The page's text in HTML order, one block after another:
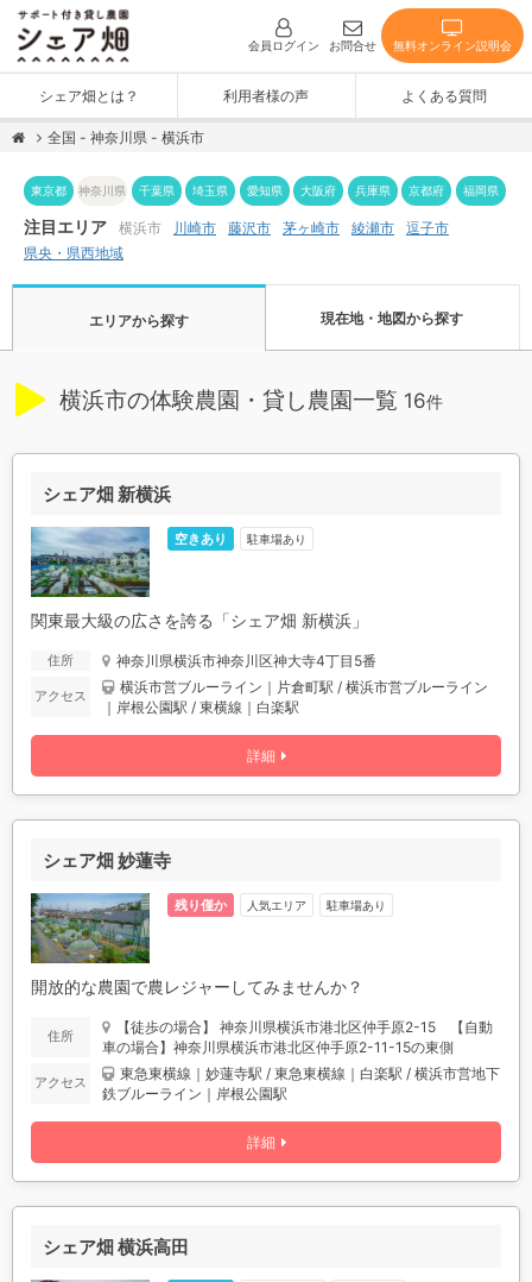
会員ログイン お問合せ 無料オンライン説明会
シェア畑とは？ 利用者様の声 よくある質問
全国 - 神奈川県 - 横浜市
東京都 神奈川県 千葉県 埼玉県 愛知県 大阪府 兵庫県 京都府 福岡県
注目エリア 横浜市 川崎市 藤沢市 茅ヶ崎市 綾瀬市 逗子市
県央・県西地域
エリアから探す 現在地・地図から探す
横浜市の体験農園・貸し農園一覧 16件
シェア畑 新横浜
詳細
空きあり 駐車場あり
関東最大級の広さを誇る「シェア畑 新横浜」
住所 神奈川県横浜市神奈川区神大寺4丁目5番
アクセス 横浜市営ブルーライン｜片倉町駅 / 横浜市営ブルーライン
｜岸根公園駅 / 東横線｜白楽駅
シェア畑 妙蓮寺
詳細
残り僅か 人気エリア 駐車場あり
開放的な農園で農レジャーしてみませんか？
住所 【徒歩の場合】 神奈川県横浜市港北区仲手原2-15 【自動
車の場合】神奈川県横浜市港北区仲手原2-11-15の東側
アクセス 東急東横線｜妙蓮寺駅 / 東急東横線｜白楽駅 / 横浜市営地下
鉄ブルーライン｜岸根公園駅
シェア畑 横浜高田